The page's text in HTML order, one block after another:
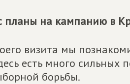
планы на кампанию в
визита мы
есть много сильных
борьбы.